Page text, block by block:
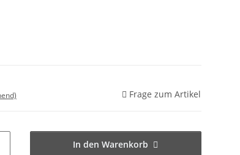
Frage zum Artikel
In den Warenkorb